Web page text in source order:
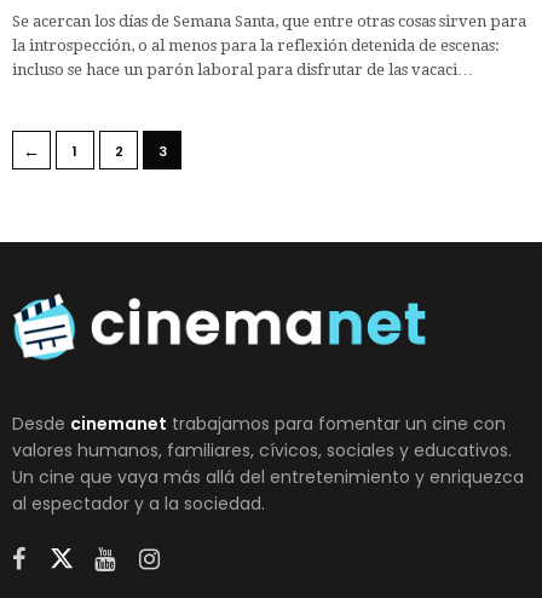
Se acercan los días de Semana Santa, que entre otras cosas sirven para
la introspección, o al menos para la reflexión detenida de escenas:
incluso se hace un parón laboral para disfrutar de las vacaci…
← 1 2 3
Desde cinemanet trabajamos para fomentar un cine con
valores humanos, familiares, cívicos, sociales y educativos.
Un cine que vaya más allá del entretenimiento y enriquezca
al espectador y a la sociedad.